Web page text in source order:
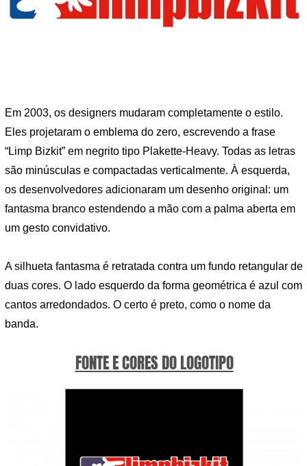
Em 2003, os designers mudaram completamente o estilo.
Eles projetaram o emblema do zero, escrevendo a frase
“Limp Bizkit” em negrito tipo Plakette-Heavy. Todas as letras
são minúsculas e compactadas verticalmente. À esquerda,
os desenvolvedores adicionaram um desenho original: um
fantasma branco estendendo a mão com a palma aberta em
um gesto convidativo.
A silhueta fantasma é retratada contra um fundo retangular de
duas cores. O lado esquerdo da forma geométrica é azul com
cantos arredondados. O certo é preto, como o nome da
banda.
FONTE E CORES DO LOGOTIPO